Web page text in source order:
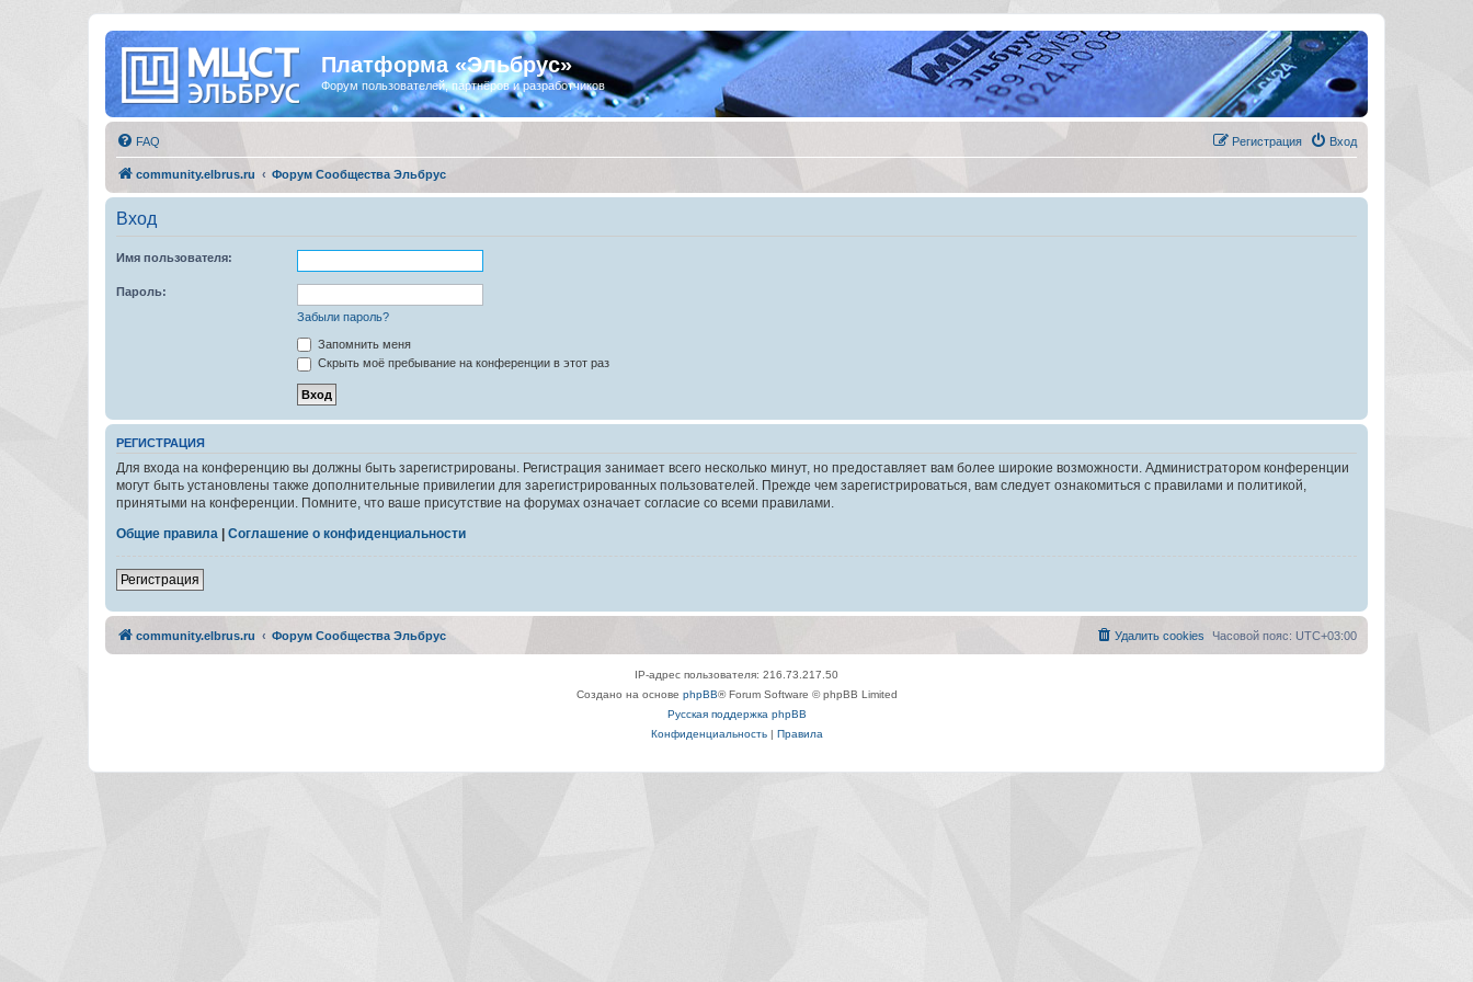
Платформа «Эльбрус»
Форум пользователей, партнёров и разработчиков
FAQ Вход
Регистрация
community.elbrus.ru Форум Сообщества Эльбрус
Вход
Имя пользователя:
Пароль:
Забыли пароль?
Запомнить меня
Скрыть моё пребывание на конференции в этот раз
РЕГИСТРАЦИЯ
Для входа на конференцию вы должны быть зарегистрированы. Регистрация занимает всего несколько минут, но предоставляет вам более широкие возможности. Администратором конференции
могут быть установлены также дополнительные привилегии для зарегистрированных пользователей. Прежде чем зарегистрироваться, вам следует ознакомиться с правилами и политикой,
принятыми на конференции. Помните, что ваше присутствие на форумах означает согласие со всеми правилами.
Общие правила
Соглашение о конфиденциальности
Регистрация
community.elbrus.ru Форум Сообщества Эльбрус Часовой пояс: UTC+03:00
Удалить cookies
IP-адрес пользователя: 216.73.217.50
Создано на основе phpBB® Forum Software © phpBB Limited
Русская поддержка phpBB
Конфиденциальность| Правила